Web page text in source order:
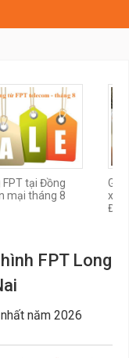
FPT tại Đồng
mại tháng 8
Gói
xã
FPT Long
năm 2026